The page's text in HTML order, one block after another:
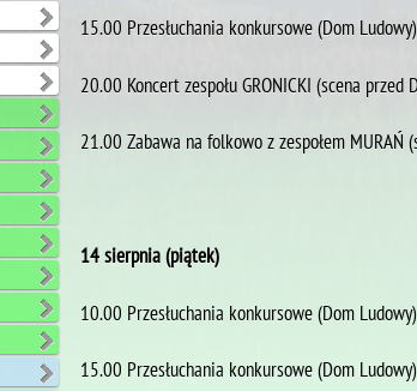
15.00 Przesłuchania konkursowe (Dom Ludowy)
20.00 Koncert zespołu GRONICKI (scena przed
21.00 Zabawa na folkowo z zespołem MURAŃ
14 sierpnia (piątek)
10.00 Przesłuchania konkursowe (Dom Ludowy)
15.00 Przesłuchania konkursowe (Dom Ludowy)